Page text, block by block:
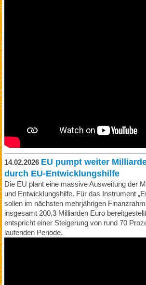
14.02.2026 EU pumpt weiter
durch EU‑Entwicklungshilfe
Die EU plant eine massive Ausweitung der
und Entwicklungshilfe. Für das Instrument
sollen im nächsten mehrjährigen
insgesamt 200,3 Milliarden Euro
entspricht einer Steigerung von rund 70
laufenden Periode.